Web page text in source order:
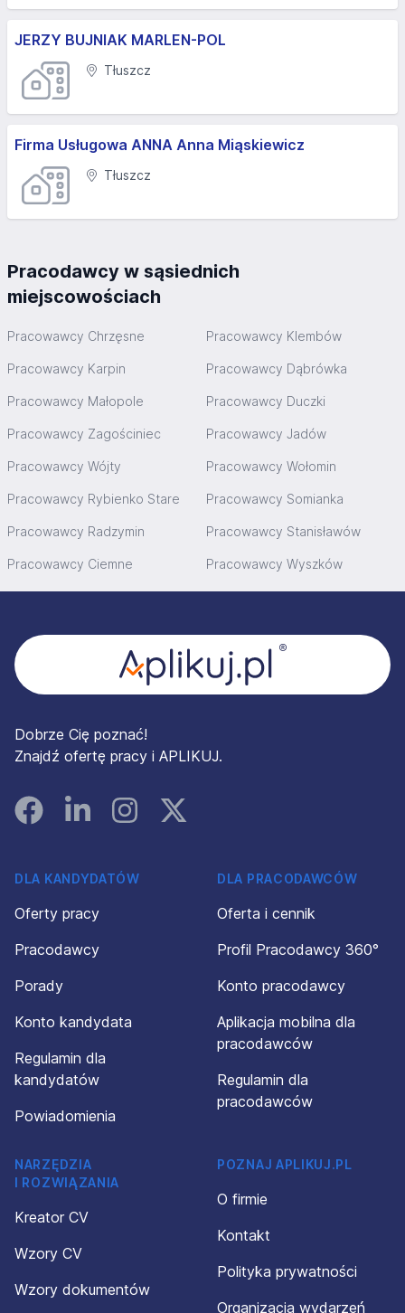
JERZY BUJNIAK MARLEN-POL
Tłuszcz
Firma Usługowa ANNA Anna Miąskiewicz
Tłuszcz
Pracodawcy w sąsiednich
miejscowościach
Pracowawcy Chrzęsne Pracowawcy Klembów
Pracowawcy Karpin Pracowawcy Dąbrówka
Pracowawcy Małopole Pracowawcy Duczki
Pracowawcy Zagościniec Pracowawcy Jadów
Pracowawcy Wójty Pracowawcy Wołomin
Pracowawcy Rybienko Stare Pracowawcy Somianka
Pracowawcy Radzymin Pracowawcy Stanisławów
Pracowawcy Ciemne Pracowawcy Wyszków
Dobrze Cię poznać!
Znajdź ofertę pracy i APLIKUJ.
FacebookLinked InInstagramInstagram
DLA KANDYDATÓW
Oferty pracy
Pracodawcy
Porady
Konto kandydata
Regulamin dla
kandydatów
Powiadomienia
DLA PRACODAWCÓW
Oferta i cennik
Profil Pracodawcy 360°
Konto pracodawcy
Aplikacja mobilna dla
pracodawców
Regulamin dla
pracodawców
NARZĘDZIA
I ROZWIĄZANIA
Kreator CV
Wzory CV
Wzory dokumentów
POZNAJ APLIKUJ.PL
O firmie
Kontakt
Polityka prywatności
Organizacja wydarzeń